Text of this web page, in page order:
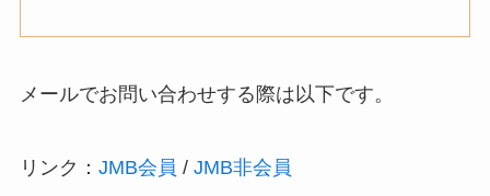
メールでお問い合わせする際は以下です。
リンク： JMB会員 / JMB非会員